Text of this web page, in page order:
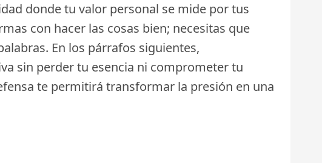
donde tu valor personal se mide por tus
con hacer las cosas bien; necesitas que
En los párrafos siguientes,
sin perder tu esencia ni comprometer tu
te permitirá transformar la presión en una